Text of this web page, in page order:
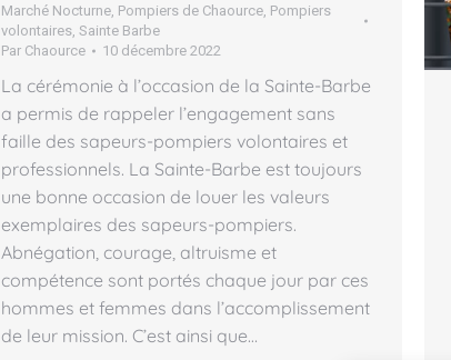
Marché Nocturne Pompiers de Chaource Pompiers
volontaires Sainte Barbe
Par Chaource 10 décembre 2022
La cérémonie à l’occasion de la Sainte-Barbe
a permis de rappeler l’engagement sans
faille des sapeurs-pompiers volontaires et
professionnels. La Sainte-Barbe est toujours
une bonne occasion de louer les valeurs
exemplaires des sapeurs-pompiers.
Abnégation, courage, altruisme et
compétence sont portés chaque jour par ces
hommes et femmes dans l’accomplissement
de leur mission. C’est ainsi que…